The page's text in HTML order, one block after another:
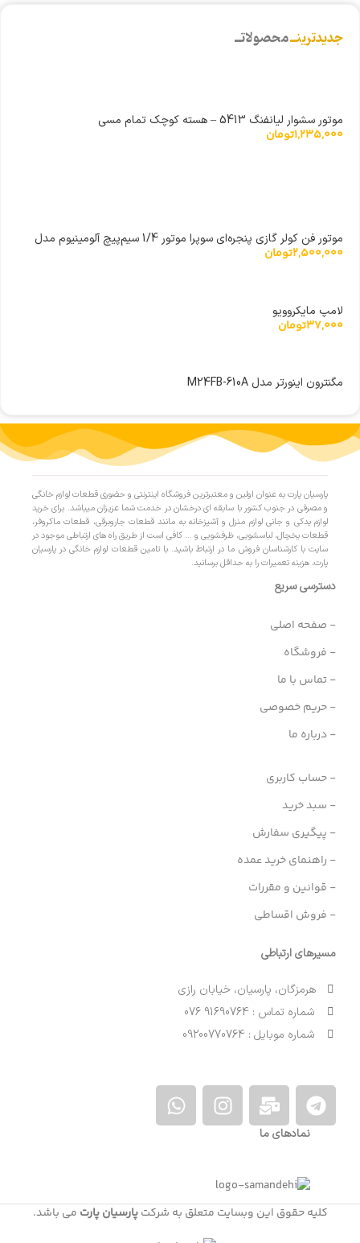
جدیدترینــمحصولاتــ
موتور سشوار لیانفنگ 5413 – هسته کوچک تمام مسی
1,235,000تومان
موتور فن کولر گازی پنجره‌ای سوپرا موتور 1/4 سیم‌پیچ آلومینیوم مدل
YSK140/35-4-185-1
2,500,000تومان
لامپ مایکروویو
37,000تومان
مگنترون اینورتر مدل M24FB-610A
پارسیان پارت به عنوان اولین و معتبرترین فروشگاه اینترنتی و حضوری قطعات لوازم خانگی
و مصرفی در جنوب کشور با سابقه ای درخشان در خدمت شما عزیزان میباشد. برای خرید
لوازم یدکی و جانی لوازم منزل و آشپزخانه به مانند قطعات جاروبرقی، قطعات ماکروفر،
قطعات یخچال، لباسشویی، ظرفشویی و … کافی است از طریق راه های ارتباطی موجود در
سایت با کارشناسان فروش ما در ارتباط باشید. با تامین قطعات لوازم خانگی در پارسیان
پارت، هزینه تعمیرات را به حداقل برسانید.
دسترسی سریع
- صفحه اصلی
- فروشگاه
- تماس با ما
- حریم خصوصی
- درباره ما
- حساب کاربری
- سبد خرید
- پیگیری سفارش
- راهنمای خرید عمده
- قوانین و مقررات
- فروش اقساطی
مسیرهای ارتباطی
هرمزگان، پارسیان، خیابان رازی
شماره تماس : 91690764 076
شماره موبایل : 09200770764
نمادهای ما
کلیه حقوق این وبسایت متعلق به شرکتپارسیان پارت می باشد.